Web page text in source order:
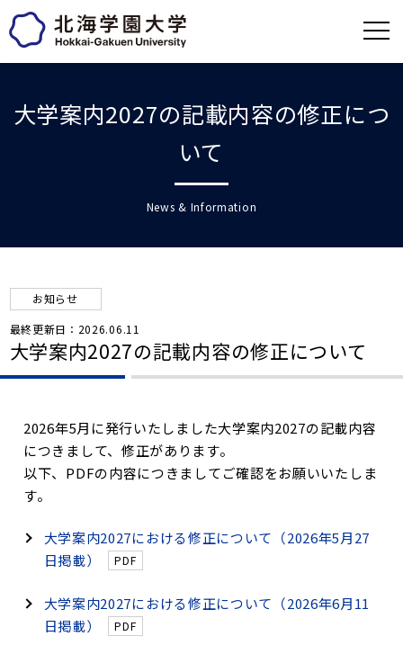
大学案内2027の記載内容の修正につ
いて
News & Information
お知らせ
最終更新日：2026.06.11
大学案内2027の記載内容の修正について
2026年5月に発行いたしました大学案内2027の記載内容
につきまして、修正があります。
以下、PDFの内容につきましてご確認をお願いいたしま
す。
大学案内2027における修正について（2026年5月27
日掲載）
大学案内2027における修正について（2026年6月11
日掲載）